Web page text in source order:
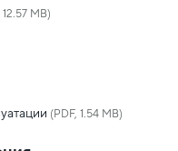
12.57 MB)
(PDF, 1.54 MB)